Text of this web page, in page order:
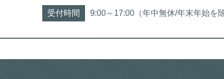
受付時間 9:00～17:00（年中無休/年末年始を除